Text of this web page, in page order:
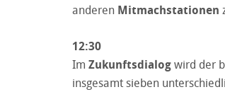
anderen Mitmachstationen
12:30
Im Zukunftsdialogwird der
insgesamt sieben